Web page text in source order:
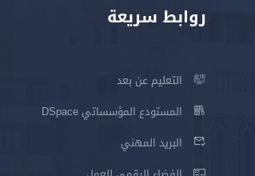
روابط سريعة
التعليم عن بعد
المستودع المؤسساتي DSpace
البريد المهني